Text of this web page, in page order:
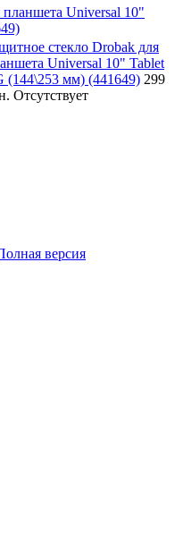
Universal 10"
стекло Drobak для
Universal 10" Tablet
(144\253 мм) (441649) 299
Отсутствует
версия